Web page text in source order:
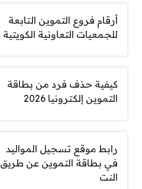
أرقام فروع التموين التابعة
للجمعيات التعاونية الكويتية
كيفية حذف فرد من بطاقة
التموين إلكترونيا 2026
رابط موقع تسجيل المواليد
في بطاقة التموين عن طريق
النت